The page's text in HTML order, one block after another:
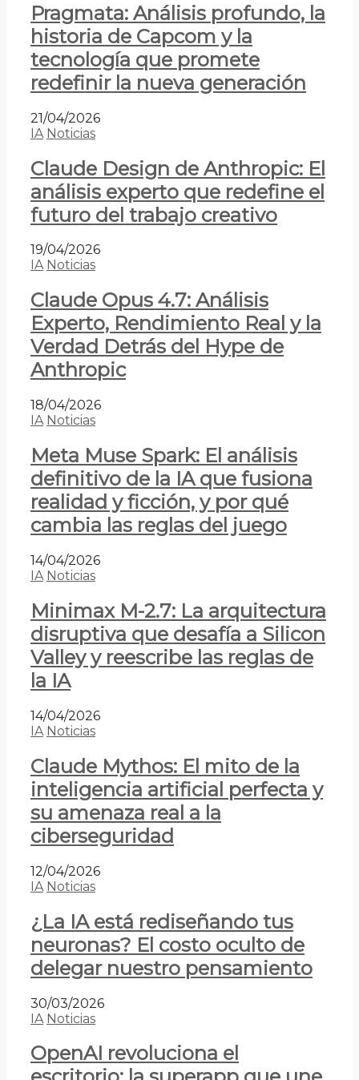
Pragmata: Análisis profundo, la
historia de Capcom y la
tecnología que promete
redefinir la nueva generación
21/04/2026
IA Noticias
Claude Design de Anthropic: El
análisis experto que redefine el
futuro del trabajo creativo
19/04/2026
IA Noticias
Claude Opus 4.7: Análisis
Experto, Rendimiento Real y la
Verdad Detrás del Hype de
Anthropic
18/04/2026
IA Noticias
Meta Muse Spark: El análisis
definitivo de la IA que fusiona
realidad y ficción, y por qué
cambia las reglas del juego
14/04/2026
IA Noticias
Minimax M-2.7: La arquitectura
disruptiva que desafía a Silicon
Valley y reescribe las reglas de
la IA
14/04/2026
IA Noticias
Claude Mythos: El mito de la
inteligencia artificial perfecta y
su amenaza real a la
ciberseguridad
12/04/2026
IA Noticias
¿La IA está rediseñando tus
neuronas? El costo oculto de
delegar nuestro pensamiento
30/03/2026
IA Noticias
OpenAI revoluciona el